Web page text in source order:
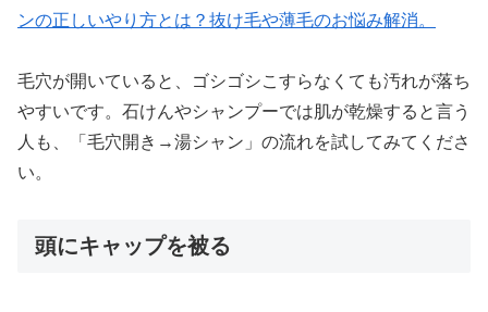
ンの正しいやり方とは？抜け毛や薄毛のお悩み解消。
毛穴が開いていると、ゴシゴシこすらなくても汚れが落ち
やすいです。石けんやシャンプーでは肌が乾燥すると言う
人も、「毛穴開き→湯シャン」の流れを試してみてくださ
い。
頭にキャップを被る